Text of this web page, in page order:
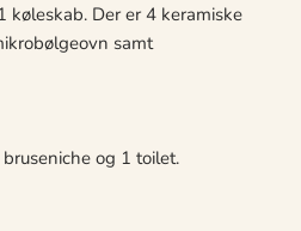
køleskab. Der er 4 keramiske
samt
og 1 toilet.